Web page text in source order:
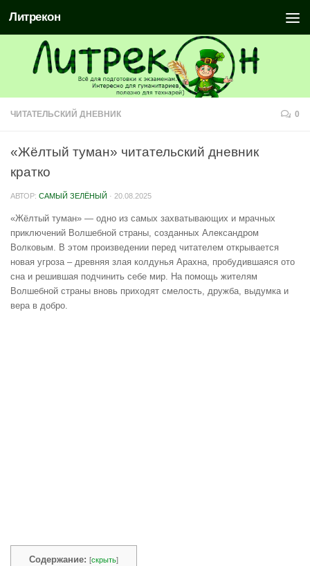
Литрекон
ЧИТАТЕЛЬСКИЙ ДНЕВНИК 0
«Жёлтый туман» читательский дневник
кратко
АВТОР: САМЫЙ ЗЕЛЁНЫЙ · 20.08.2025
«Жёлтый туман» — одно из самых захватывающих и мрачных
приключений Волшебной страны, созданных Александром
Волковым. В этом произведении перед читателем открывается
новая угроза – древняя злая колдунья Арахна, пробудившаяся ото
сна и решившая подчинить себе мир. На помощь жителям
Волшебной страны вновь приходят смелость, дружба, выдумка и
вера в добро.
Содержание: [скрыть]